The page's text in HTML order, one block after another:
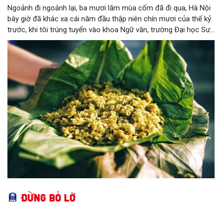
Ngoảnh đi ngoảnh lại, ba mươi lăm mùa cốm đã đi qua, Hà Nội
bây giờ đã khác xa cái năm đầu thập niên chín mươi của thế kỷ
trước, khi tôi trúng tuyển vào khoa Ngữ văn, trường Đại học Sư
phạm Hà Nội I, nằm trên đường Xuân Thuỷ. Hồi đó, tôi vẫn nhớ
như in, Hà Nội của những năm tháng sinh viên đầu đời còn khá
bình dị. Ngày ấy, giao thông ở nơi này còn phổ biến với những
chuyến xe lam ba bánh chòng chành chở khách. Và, ngày ấy,
quanh trường tôi chủ yếu vẫn là những làng quê yên ả.
Đừng bỏ lỡ